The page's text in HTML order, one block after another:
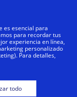
es esencial para
para recordar tus
experiencia en línea,
personalizado
Para detalles,
todo